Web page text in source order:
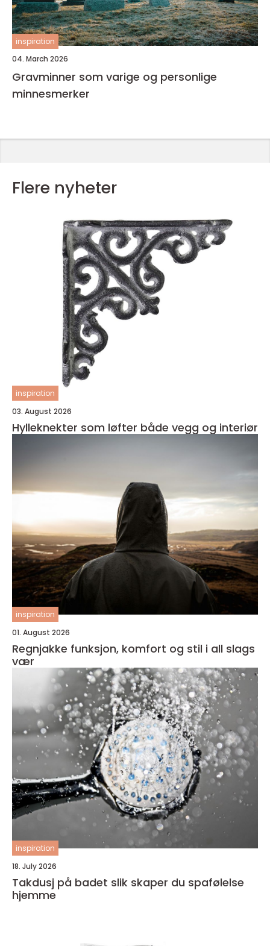
inspiration
04. March 2026
Gravminner som varige og personlige
minnesmerker
Flere nyheter
inspiration
03. August 2026
Hylleknekter som løfter både vegg og interiør
inspiration
01. August 2026
Regnjakke funksjon, komfort og stil i all slags
vær
inspiration
18. July 2026
Takdusj på badet slik skaper du spafølelse
hjemme